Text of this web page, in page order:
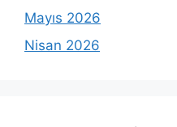
Mayıs 2026
Nisan 2026